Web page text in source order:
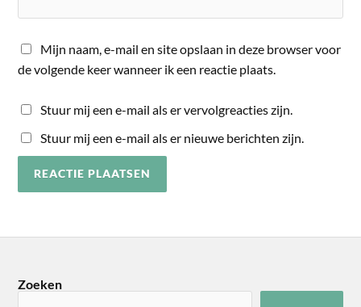
Mijn naam, e-mail en site opslaan in deze browser voor
de volgende keer wanneer ik een reactie plaats.
Stuur mij een e-mail als er vervolgreacties zijn.
Stuur mij een e-mail als er nieuwe berichten zijn.
Zoeken